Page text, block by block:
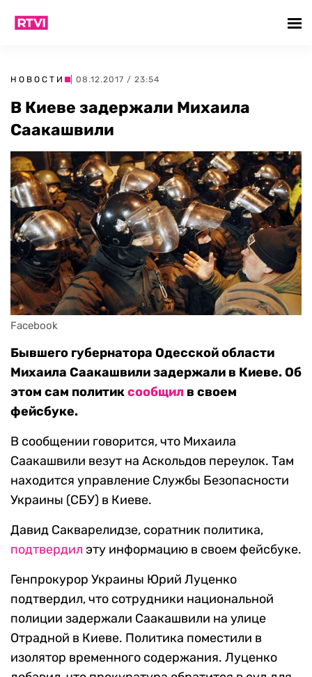
НОВОСТИ | 08.12.2017 / 23:54
В Киеве задержали Михаила
Саакашвили
Facebook
Бывшего губернатора Одесской области
Михаила Саакашвили задержали в Киеве. Об
этом сам политиксообщил в своем
фейсбуке.
В сообщении говорится, что Михаила
Саакашвили везут на Аскольдов переулок. Там
находится управление Службы Безопасности
Украины (СБУ) в Киеве.
Давид Сакварелидзе, соратник политика,
подтвердил эту информацию в своем фейсбуке.
Генпрокурор Украины Юрий Луценко
подтвердил, что сотрудники национальной
полиции задержали Саакашвили на улице
Отрадной в Киеве. Политика поместили в
изолятор временного содержания. Луценко